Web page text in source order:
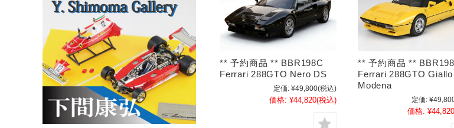
** 予約商品 ** BBR198C
Ferrari 288GTO Nero DS
定価: ¥49,800(税込)
価格: ¥44,820(税込)
** 予約商品 **
Ferrari 288GTO Giallo
Modena
定価:
価格: ¥44,820